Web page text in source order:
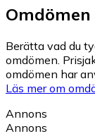
Omdömen
Berätta vad du
omdömen.
omdömen har
Läs mer om
Annons
Annons